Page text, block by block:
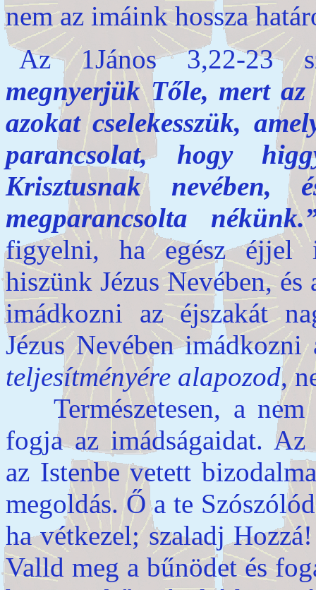
nem az imáink hossza
Az 1János 3,22-23
megnyerjük Tőle, mert
azokat cselekesszük,
parancsolat, hogy
Krisztusnak nevében,
megparancsolta
figyelni, ha egész éjjel
hiszünk Jézus Nevében, és
imádkozni az éjszakát
Jézus Nevében
teljesítményére alapozod,
Természetesen, a nem
fogja az imádságaidat.
az Istenbe vetett
megoldás. Ő a te
ha vétkezel; szaladj
Valld meg a bűnödet és